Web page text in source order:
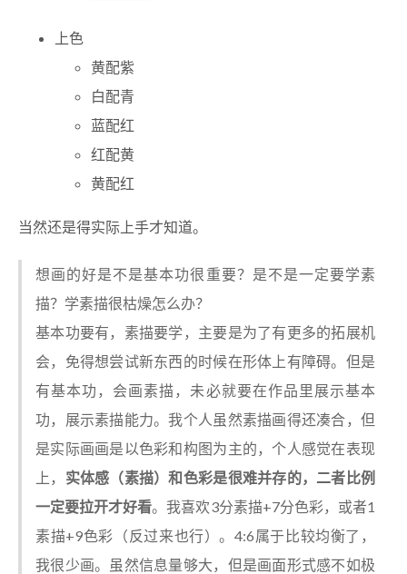
上色
黄配紫
白配青
蓝配红
红配黄
黄配红
当然还是得实际上手才知道。
想画的好是不是基本功很重要？是不是一定要学素
描？学素描很枯燥怎么办？
基本功要有，素描要学，主要是为了有更多的拓展机
会，免得想尝试新东西的时候在形体上有障碍。但是
有基本功，会画素描，未必就要在作品里展示基本
功，展示素描能力。我个人虽然素描画得还凑合，但
是实际画画是以色彩和构图为主的，个人感觉在表现
上， 实体感（素描）和色彩是很难并存的，二者比例
一定要拉开才好看。我喜欢3分素描+7分色彩，或者1
素描+9色彩（反过来也行）。4:6属于比较均衡了，
我很少画。虽然信息量够大，但是画面形式感不如极